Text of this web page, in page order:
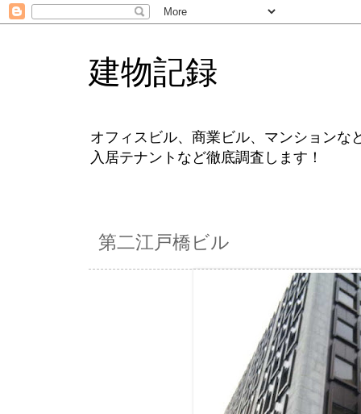
建物記録
オフィスビル、商業ビル、マンションな
入居テナントなど徹底調査します！
第二江戸橋ビル